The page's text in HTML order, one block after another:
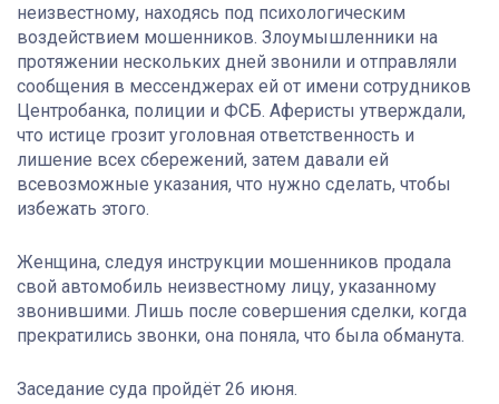
неизвестному, находясь под психологическим
воздействием мошенников. Злоумышленники на
протяжении нескольких дней звонили и отправляли
сообщения в мессенджерах ей от имени сотрудников
Центробанка, полиции и ФСБ. Аферисты утверждали,
что истице грозит уголовная ответственность и
лишение всех сбережений, затем давали ей
всевозможные указания, что нужно сделать, чтобы
избежать этого.
Женщина, следуя инструкции мошенников продала
свой автомобиль неизвестному лицу, указанному
звонившими. Лишь после совершения сделки, когда
прекратились звонки, она поняла, что была обманута.
Заседание суда пройдёт 26 июня.